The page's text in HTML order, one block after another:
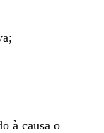
à causa o